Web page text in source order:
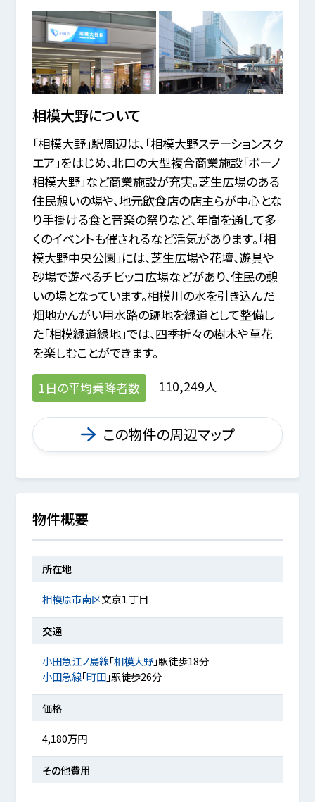
相模大野について
「相模大野」駅周辺は、「相模大野ステーションスク
エア」をはじめ、北口の大型複合商業施設「ボーノ
相模大野」など商業施設が充実。芝生広場のある
住民憩いの場や、地元飲食店の店主らが中心とな
り手掛ける食と音楽の祭りなど、年間を通して多
くのイベントも催されるなど活気があります。「相
模大野中央公園」には、芝生広場や花壇、遊具や
砂場で遊べるチビッコ広場などがあり、住民の憩
いの場となっています。相模川の水を引き込んだ
畑地かんがい用水路の跡地を緑道として整備し
た「相模緑道緑地」では、四季折々の樹木や草花
を楽しむことができます。
1日の平均乗降者数 110,249人
この物件の周辺マップ
物件概要
所在地
相模原市南区文京１丁目
交通
小田急江ノ島線「相模大野」駅徒歩18分
小田急線「町田」駅徒歩26分
価格
4,180万円
その他費用